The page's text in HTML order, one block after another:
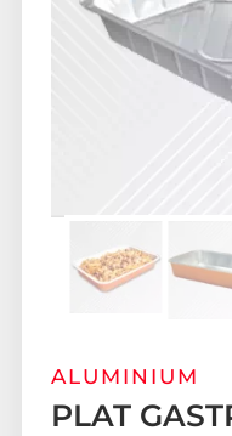
ALUMINIUM
PLAT